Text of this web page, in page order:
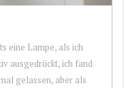
eine Lampe, als ich
ausgedrückt, ich fand
gelassen, aber als